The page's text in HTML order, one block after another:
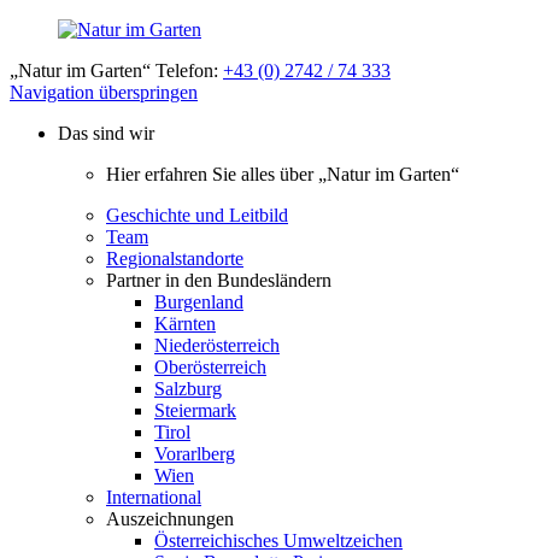
„Natur im Garten“ Telefon: +43 (0) 2742 / 74 333
Navigation überspringen
Das sind wir
Hier erfahren Sie alles über „Natur im Garten“
Geschichte und Leitbild
Team
Regionalstandorte
Partner in den Bundesländern
Burgenland
Kärnten
Niederösterreich
Oberösterreich
Salzburg
Steiermark
Tirol
Vorarlberg
Wien
International
Auszeichnungen
Österreichisches Umweltzeichen